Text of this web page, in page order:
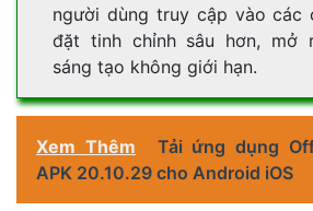
người dùng truy cập vào các
đặt tinh chỉnh sâu hơn, mở
sáng tạo không giới hạn.
Xem Thêm
Tải ứng dụng
APK 20.10.29 cho Android iOS